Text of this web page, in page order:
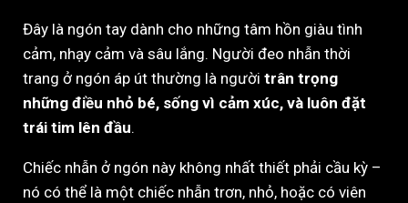
Đây là ngón tay dành cho những tâm hồn giàu tình
cảm, nhạy cảm và sâu lắng. Người đeo nhẫn thời
trang ở ngón áp út thường là người trân trọng
những điều nhỏ bé, sống vì cảm xúc, và luôn đặt
trái tim lên đầu.
Chiếc nhẫn ở ngón này không nhất thiết phải cầu kỳ –
nó có thể là một chiếc nhẫn trơn, nhỏ, hoặc có viên